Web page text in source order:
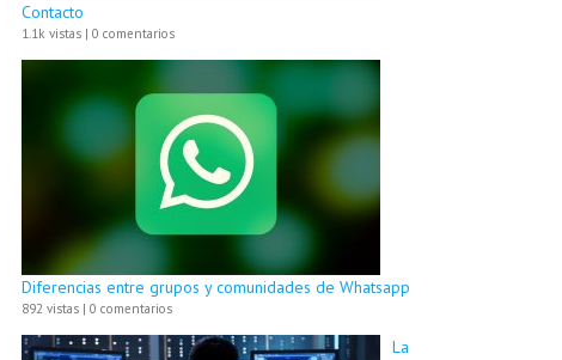
Contacto
1.1k vistas | 0 comentarios
Diferencias entre grupos y comunidades de Whatsapp
892 vistas | 0 comentarios
La